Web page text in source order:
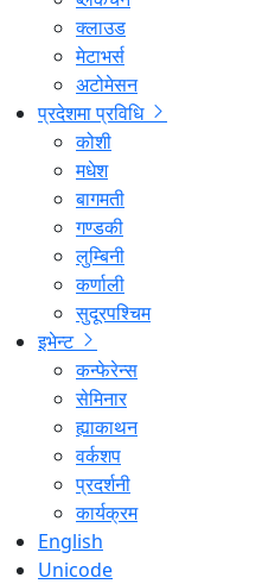
क्लाउड
मेटाभर्स
अटोमेसन
प्रदेशमा प्रविधि
कोशी
मधेश
बागमती
गण्डकी
लुम्बिनी
कर्णाली
सुदूरपश्चिम
इभेन्ट
कन्फेरेन्स
सेमिनार
ह्याकाथन
वर्कशप
प्रदर्शनी
कार्यक्रम
English
Unicode